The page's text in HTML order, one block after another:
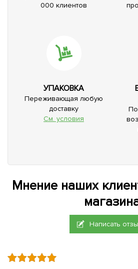
000 клиентов
УПАКОВКА
Переживающая любую
доставку
См. условия
Мнение наших
Написать